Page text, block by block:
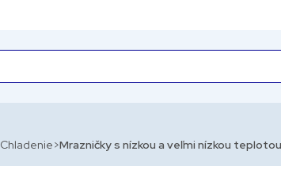
Chladenie Mrazničky s nízkou a veľmi nízkou teplotou